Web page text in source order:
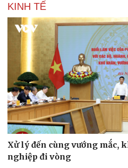
Sức khỏe
Dinh dưỡng - món ngon
Cây thuốc
Sản phụ khoa
Nhi khoa
Nam khoa
KINH TẾ
Xử lý đến cùng vướng mắc,
nghiệp đi vòng